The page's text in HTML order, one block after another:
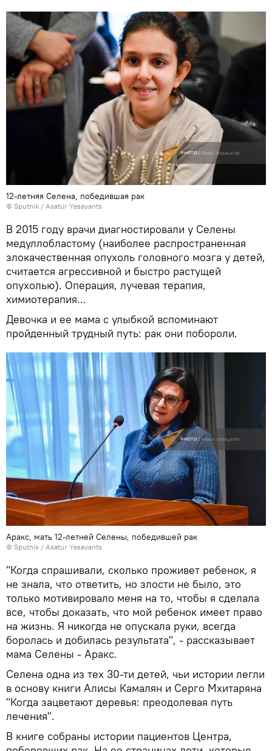
12-летняя Селена, победившая рак
© Sputnik / Asatur Yesayants
В 2015 году врачи диагностировали у Селены
медуллобластому (наиболее распространенная
злокачественная опухоль головного мозга у детей,
считается агрессивной и быстро растущей
опухолью). Операция, лучевая терапия,
химиотерапия...
Девочка и ее мама с улыбкой вспоминают
пройденный трудный путь: рак они побороли.
Аракс, мать 12-летней Селены, победившей рак
© Sputnik / Asatur Yesayants
"Когда спрашивали, сколько проживет ребенок, я
не знала, что ответить, но злости не было, это
только мотивировало меня на то, чтобы я сделала
все, чтобы доказать, что мой ребенок имеет право
на жизнь. Я никогда не опускала руки, всегда
боролась и добилась результата", - рассказывает
мама Селены - Аракс.
Селена одна из тех 30-ти детей, чьи истории легли
в основу книги Алисы Камалян и Серго Мхитаряна
"Когда зацветают деревья: преодолевая путь
лечения".
В книге собраны истории пациентов Центра,